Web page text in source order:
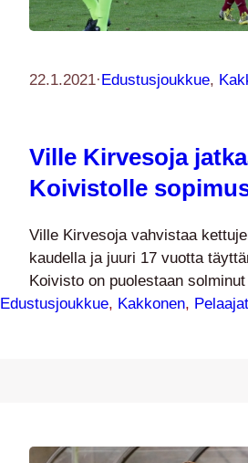
22.1.2021· Edustusjoukkue,
Ville Kirvesoja
Koivistolle
Ville Kirvesoja vahvistaa
kaudella ja juuri 17 vuotta
Koivisto on puolestaan
seuran kanssa. Hienoja uutisia:
Edustusjoukkue, Kakkonen, Pelaajat